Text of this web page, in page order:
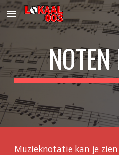
Skip to main content
NOTEN
Muzieknotatie kan je